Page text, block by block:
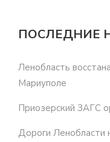
ПОСЛЕДНИЕ
Ленобласть
Мариуполе
Приозерский ЗАГС
Дороги Ленобласти